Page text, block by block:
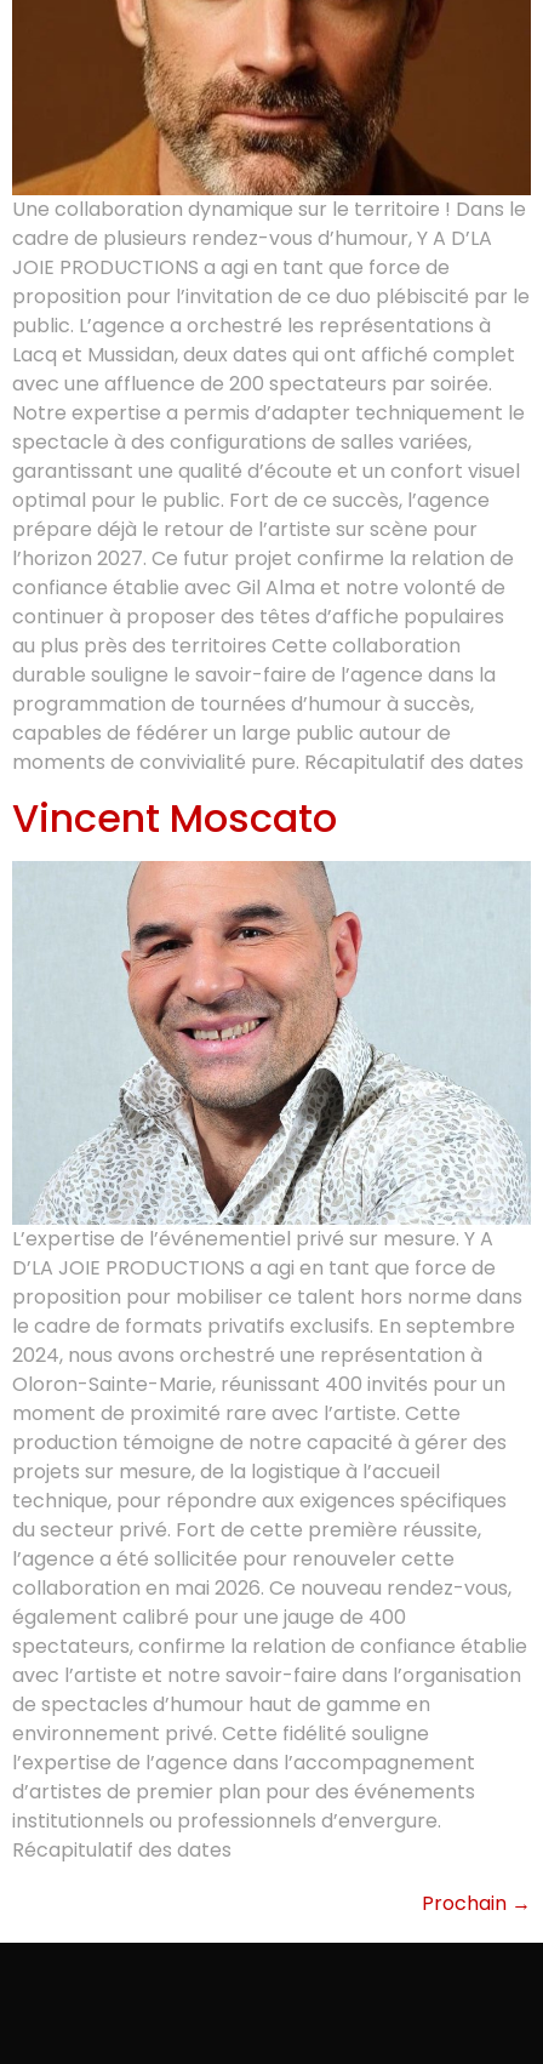
Une collaboration dynamique sur le territoire ! Dans le
cadre de plusieurs rendez-vous d’humour, Y A D’LA
JOIE PRODUCTIONS a agi en tant que force de
proposition pour l’invitation de ce duo plébiscité par le
public. L’agence a orchestré les représentations à
Lacq et Mussidan, deux dates qui ont affiché complet
avec une affluence de 200 spectateurs par soirée.
Notre expertise a permis d’adapter techniquement le
spectacle à des configurations de salles variées,
garantissant une qualité d’écoute et un confort visuel
optimal pour le public. Fort de ce succès, l’agence
prépare déjà le retour de l’artiste sur scène pour
l’horizon 2027. Ce futur projet confirme la relation de
confiance établie avec Gil Alma et notre volonté de
continuer à proposer des têtes d’affiche populaires
au plus près des territoires Cette collaboration
durable souligne le savoir-faire de l’agence dans la
programmation de tournées d’humour à succès,
capables de fédérer un large public autour de
moments de convivialité pure. Récapitulatif des dates
Vincent Moscato
L’expertise de l’événementiel privé sur mesure. Y A
D’LA JOIE PRODUCTIONS a agi en tant que force de
proposition pour mobiliser ce talent hors norme dans
le cadre de formats privatifs exclusifs. En septembre
2024, nous avons orchestré une représentation à
Oloron-Sainte-Marie, réunissant 400 invités pour un
moment de proximité rare avec l’artiste. Cette
production témoigne de notre capacité à gérer des
projets sur mesure, de la logistique à l’accueil
technique, pour répondre aux exigences spécifiques
du secteur privé. Fort de cette première réussite,
l’agence a été sollicitée pour renouveler cette
collaboration en mai 2026. Ce nouveau rendez-vous,
également calibré pour une jauge de 400
spectateurs, confirme la relation de confiance établie
avec l’artiste et notre savoir-faire dans l’organisation
de spectacles d’humour haut de gamme en
environnement privé. Cette fidélité souligne
l’expertise de l’agence dans l’accompagnement
d’artistes de premier plan pour des événements
institutionnels ou professionnels d’envergure.
Récapitulatif des dates
Prochain →